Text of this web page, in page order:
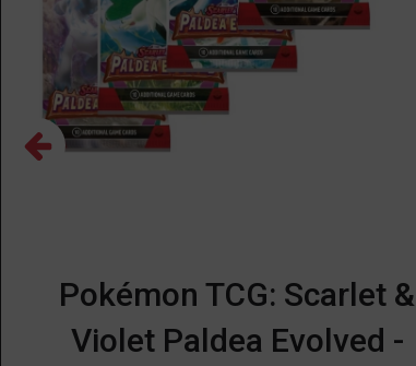
Pokémon TCG: Scarlet &
Violet Paldea Evolved -